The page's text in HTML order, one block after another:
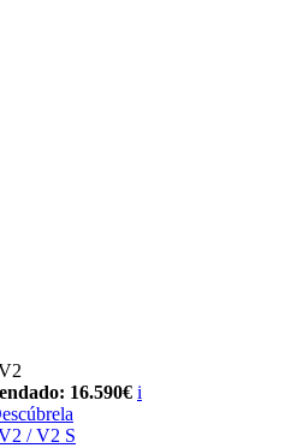
16.590€ i
/ V2 S